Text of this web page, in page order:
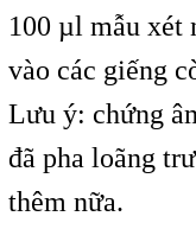
100 µl mẫu xét
vào các giếng
Lưu ý: chứng
đã pha loãng
thêm nữa.